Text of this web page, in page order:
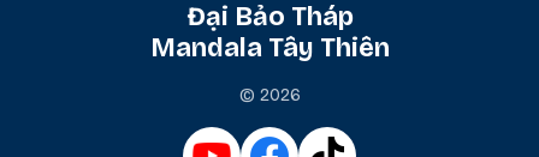
Đại Bảo Tháp
Mandala Tây Thiên
© 2026